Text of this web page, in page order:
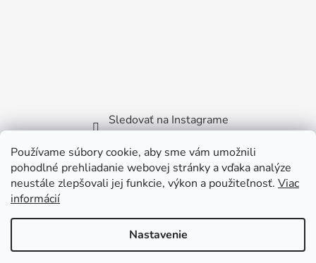
Používame súbory cookie, aby sme vám umožnili
pohodlné prehliadanie webovej stránky a vďaka analýze
neustále zlepšovali jej funkcie, výkon a použiteľnosť. Viac
informácií
Nastavenie
Sledovať na Instagrame
Facebook
Vytvoril Shoptet